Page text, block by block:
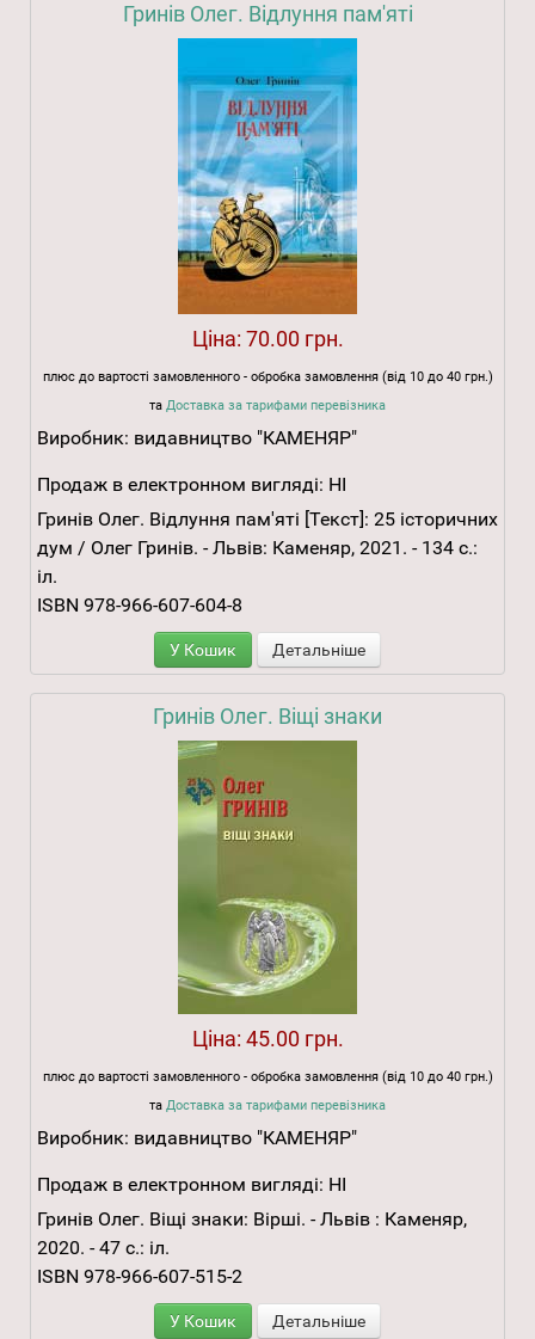
Гринів Олег. Відлуння пам'яті
Ціна: 70.00 грн.
плюс до вартості замовленного - обробка замовлення (від 10 до 40 грн.)
та Доставка за тарифами перевізника
Виробник: видавництво "КАМЕНЯР"
Продаж в електронном вигляді: НІ
Гринів Олег. Відлуння пам'яті [Текст]: 25 історичних
дум / Олег Гринів. - Львів: Каменяр, 2021. - 134 с.:
іл.
ISBN 978-966-607-604-8
У Кошик Детальніше
Гринів Олег. Віщі знаки
Ціна: 45.00 грн.
плюс до вартості замовленного - обробка замовлення (від 10 до 40 грн.)
та Доставка за тарифами перевізника
Виробник: видавництво "КАМЕНЯР"
Продаж в електронном вигляді: НІ
Гринів Олег. Віщі знаки: Вірші. - Львів : Каменяр,
2020. - 47 с.: іл.
ISBN 978-966-607-515-2
У Кошик Детальніше